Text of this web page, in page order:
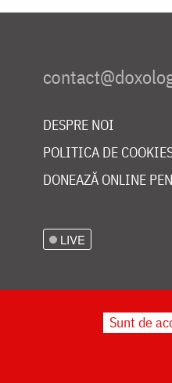
DESPRE NOI
POLITICA DE
DONEAZĂ ONLINE
LIVE
Sunt de